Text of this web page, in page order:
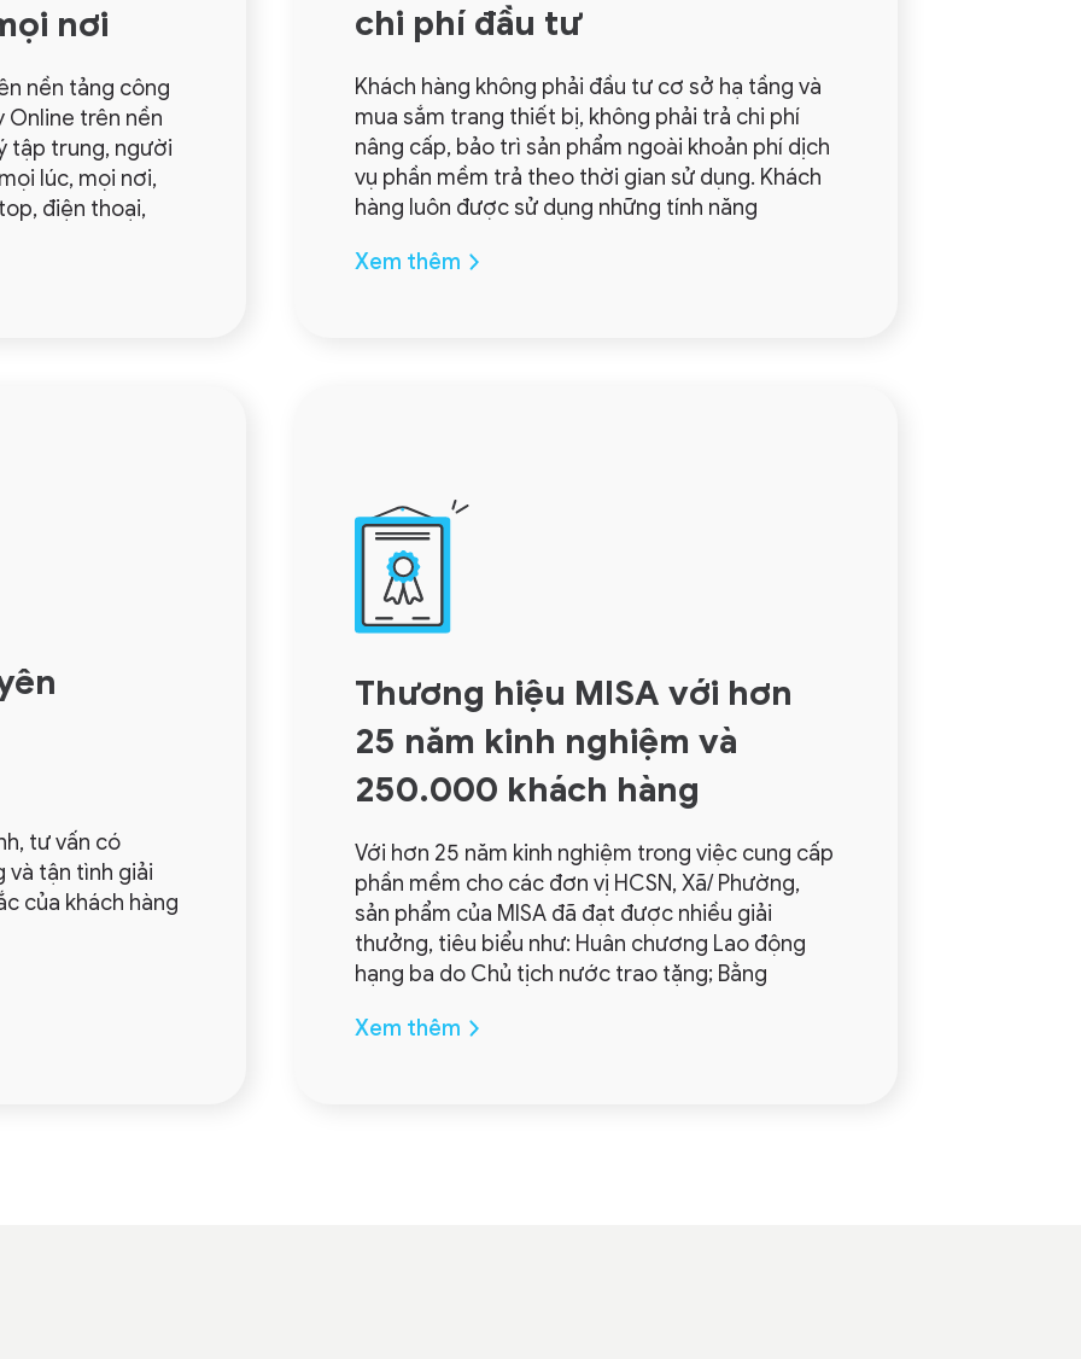
nơi
nền tảng công
Online trên nền
tập trung, người
lúc, mọi nơi,
điện thoại,
chi phí đầu tư
Khách hàng không phải đầu tư cơ sở hạ tầng và
mua sắm trang thiết bị, không phải trả chi phí
nâng cấp, bảo trì sản phẩm ngoài khoản phí dịch
vụ phần mềm trả theo thời gian sử dụng. Khách
hàng luôn được sử dụng những tính năng
Xem thêm
tư vấn có
và tận tình giải
của khách hàng
Thương hiệu MISA với hơn
25 năm kinh nghiệm và
250.000 khách hàng
Với hơn 25 năm kinh nghiệm trong việc cung cấp
phần mềm cho các đơn vị HCSN, Xã/ Phường,
sản phẩm của MISA đã đạt được nhiều giải
thưởng, tiêu biểu như: Huân chương Lao động
hạng ba do Chủ tịch nước trao tặng; Bằng
Xem thêm